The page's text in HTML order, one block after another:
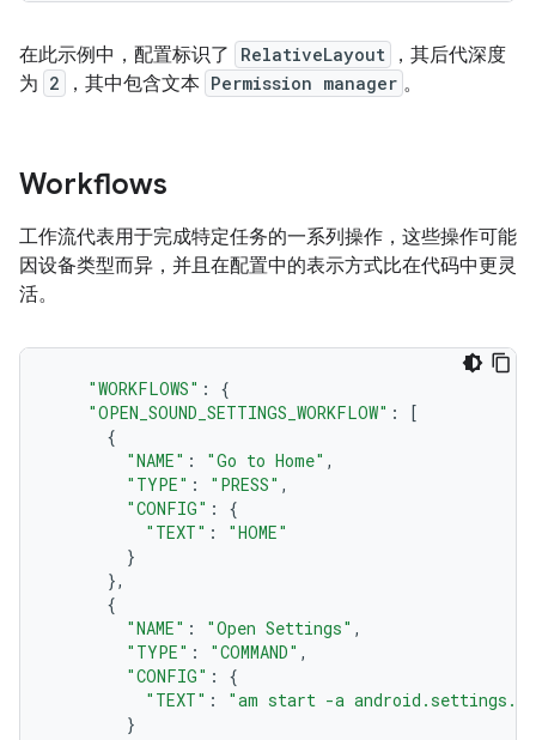
在此示例中，配置标识了 RelativeLayout
，其后代深度
为 2 ，其中包含文本 Permission manager 。
Workflows
工作流代表用于完成特定任务的一系列操作，这些操作可能
因设备类型而异，并且在配置中的表示方式比在代码中更灵
活。
"WORKFLOWS" :
{
"OPEN_SOUND_SETTINGS_WORKFLOW" :
[
{
"NAME" : "Go to Home" ,
"TYPE" : "PRESS" ,
"CONFIG" :
{
"TEXT" :
"HOME"
}
},
{
"NAME" : "Open Settings" ,
"TYPE" : "COMMAND" ,
"CONFIG" :
{
"TEXT" :
"am start -a
}